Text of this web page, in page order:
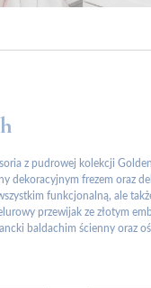
z pudrowej kolekcji
dekoracyjnym frezem oraz
funkcjonalną, ale
przewijak ze złotym
baldachim ścienny oraz